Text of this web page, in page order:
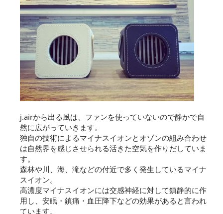
j.airから出る風は、ファンを使っていないので静かで自
然に広がっていきます。
独自の技術によるマイナスイオンとオゾンの組み合わせ
は自然界を感じさせられる活きた空気を作りだしていま
す。
森林や川、海、滝などの付近で多く発生しているマイナ
スイオン。
高濃度マイナスイオンには交感神経に対して鎮静的に作
用し、安眠・鎮痛・血圧降下などの効果があると言われ
ています。